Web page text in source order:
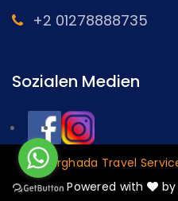
+2 01278888735
Sozialen Medien
©Hurghada Travel
Powered with
by